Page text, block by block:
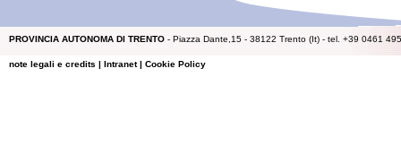
PROVINCIA AUTONOMA DI TRENTO - Piazza Dante,15 - 38122 Trento (It) - tel. +39 0461
note legali e credits Intranet| Cookie Policy